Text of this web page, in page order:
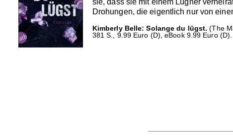
Drohungen, die eigentlich nur von
Kimberly Belle: Solange du lügst. (The
381 S., 9.99 Euro (D), eBook 9.99 Euro (D).